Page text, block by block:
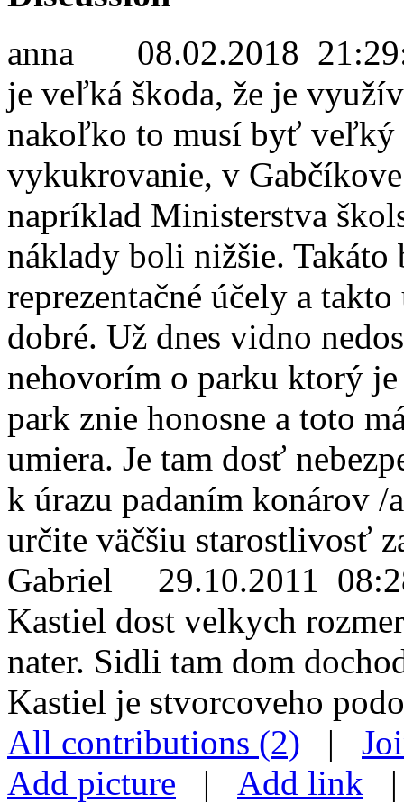
anna
08.02.2018
je veľká škoda, že je
nakoľko to musí byť veľký
vykukrovanie, v
napríklad Ministerstva
náklady boli nižšie. Takáto
reprezentačné účely a
dobré. Už dnes vidno
nehovorím o parku ktorý
park znie honosne a toto
umiera. Je tam dosť
k úrazu padaním konárov
určite väčšiu starostlivosť
Gabriel 29.10.2011
Kastiel dost velkych
nater. Sidli tam dom
Kastiel je stvorcoveho
All contributions (2) |
Add picture | Add link